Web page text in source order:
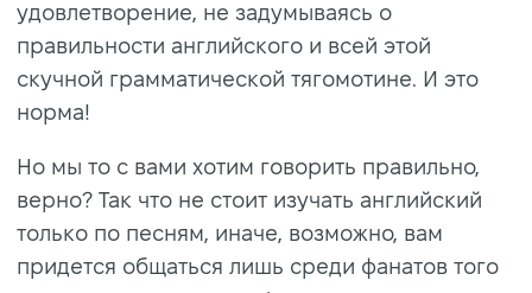
удовлетворение, не задумываясь о
правильности английского и всей этой
скучной грамматической тягомотине. И это
норма!
Но мы то с вами хотим говорить правильно,
верно? Так что не стоит изучать английский
только по песням, иначе, возможно, вам
придется общаться лишь среди фанатов того